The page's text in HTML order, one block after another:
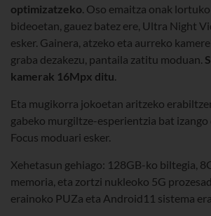
optimizatzeko. Oso emaitza onak
bideoetan, gauez batez ere, Ultra Night
esker. Gainera, atzeko eta aurreko
graba dezakezu, pantaila zatitu moduan.
kamerak 16Mpx ditu.
Eta mugikorra jokoetan aritzeko
gabeko murgiltze-esperientzia bat izango
Focus moduari esker.
Xehetasun gehiago: 128GB-ko biltegia,
memoria, eta zortzi nukleoko 5G
erainoko PUZa eta Android11 sistema